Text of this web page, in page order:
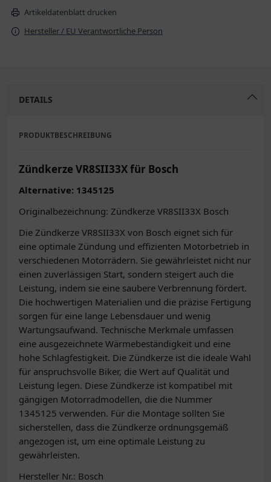
Artikeldatenblatt drucken
Hersteller / EU Verantwortliche Person
DETAILS
PRODUKTBESCHREIBUNG
Zündkerze VR8SII33X für Bosch
Alternative: 1345125
Originalbezeichnung: Zündkerze VR8SII33X Bosch
Die Zündkerze VR8SII33X von Bosch eignet sich für
eine optimale Zündung und effizienten Motorbetrieb in
verschiedenen Motorrädern. Sie gewährleistet nicht nur
einen zuverlässigen Start, sondern steigert auch die
Leistung, indem sie eine saubere Verbrennung fördert.
Die hochwertigen Materialien und die präzise Fertigung
sorgen für eine lange Lebensdauer und wenig
Wartungsaufwand. Technische Merkmale umfassen
eine ausgezeichnete Wärmebeständigkeit und eine
hohe Schlagfestigkeit. Die Zündkerze ist die ideale Wahl
für anspruchsvolle Biker, die Wert auf Qualität und
Leistung legen. Diese Zündkerze ist kompatibel mit
gängigen Motorradmodellen, die die Nummer
1345125 verwenden. Für die Montage sollten Sie
sicherstellen, dass die Zündkerze ordnungsgemäß
angezogen ist, um eine optimale Leistung zu
gewährleisten.
Hersteller Nr.: Bosch